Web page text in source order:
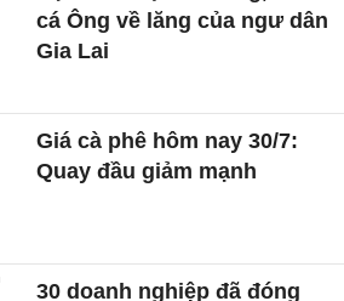
cá Ông về lăng của ngư dân
Gia Lai
Giá cà phê hôm nay 30/7:
Quay đầu giảm mạnh
30 doanh nghiệp đã đóng